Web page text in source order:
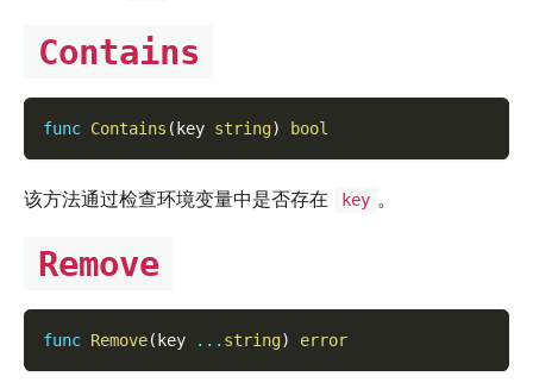
Contains
func Contains ( key string) bool
该方法通过检查环境变量中是否存在 key 。
Remove
func Remove( key ... string) error